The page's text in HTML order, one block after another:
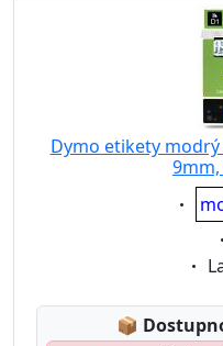
Dymo etikety modrý
📦